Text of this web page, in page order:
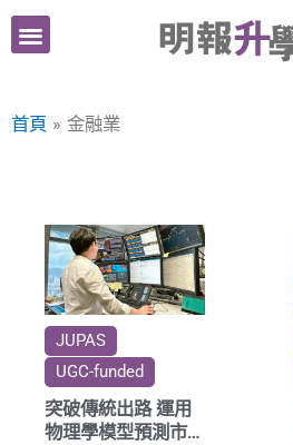
跳
內首頁 金融業
JUPAS
UGC-funded
突破傳統出路 運用
物理學模型預測市場